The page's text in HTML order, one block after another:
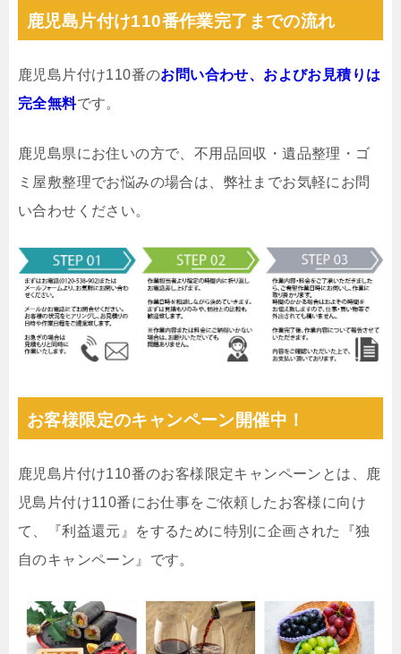
鹿児島片付け110番作業完了までの流れ
鹿児島片付け110番のお問い合わせ、およびお見積りは
完全無料です。
鹿児島県にお住いの方で、不用品回収・遺品整理・ゴ
ミ屋敷整理でお悩みの場合は、弊社までお気軽にお問
い合わせください。
お客様限定のキャンペーン開催中！
鹿児島片付け110番のお客様限定キャンペーンとは、鹿
児島片付け110番にお仕事をご依頼したお客様に向け
て、『利益還元』をするために特別に企画された『独
自のキャンペーン』です。